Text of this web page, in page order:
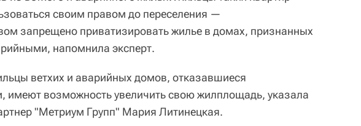
своим правом до переселения —
запрещено приватизировать жилье в домах, признанных
напомнила эксперт.
ветхих и аварийных домов, отказавшиеся
имеют возможность увеличить свою жилплощадь, указала
"Метриум Групп" Мария Литинецкая.